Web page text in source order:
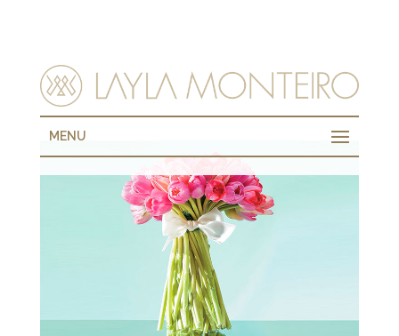
MENU